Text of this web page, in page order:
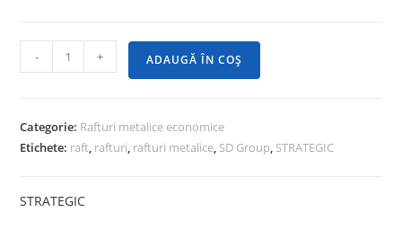
- + ADAUGĂ ÎN COȘ
Categorie: Rafturi metalice economice
Etichete: raft, rafturi, rafturi metalice, SD Group, STRATEGIC
STRATEGIC